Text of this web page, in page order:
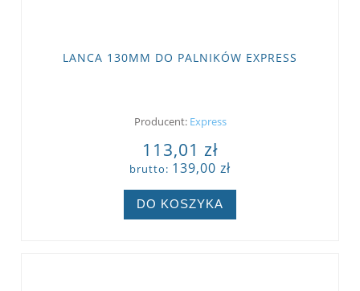
LANCA 130MM DO PALNIKÓW EXPRESS
Producent: Express
113,01 zł
brutto: 139,00 zł
DO KOSZYKA